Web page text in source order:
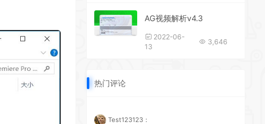
AG视频解析v4.3
2022-06-
13
3,646
热门评论
Test123123：